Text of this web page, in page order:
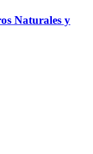
Naturales y